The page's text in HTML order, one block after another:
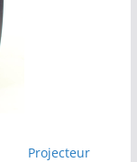
Projecteur